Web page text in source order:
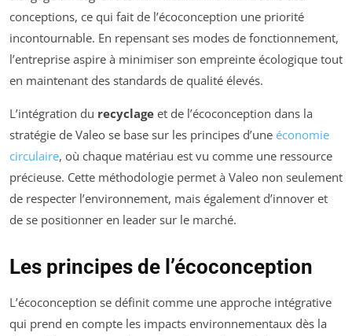
conceptions, ce qui fait de l’écoconception une priorité
incontournable. En repensant ses modes de fonctionnement,
l’entreprise aspire à minimiser son empreinte écologique tout
en maintenant des standards de qualité élevés.
L’intégration du recyclage et de l’écoconception dans la
stratégie de Valeo se base sur les principes d’une économie
circulaire, où chaque matériau est vu comme une ressource
précieuse. Cette méthodologie permet à Valeo non seulement
de respecter l’environnement, mais également d’innover et
de se positionner en leader sur le marché.
Les principes de l’écoconception
L’écoconception se définit comme une approche intégrative
qui prend en compte les impacts environnementaux dès la